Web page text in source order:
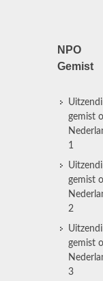
NPO
Gemist
gemist
1
gemist
2
gemist
3